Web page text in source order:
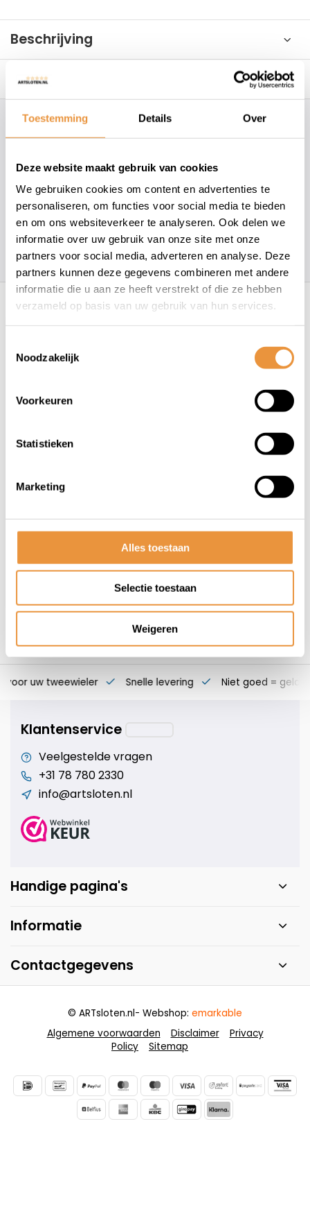
Toestemming Details Over
Deze website maakt gebruik van cookies
We gebruiken cookies om content en advertenties te
personaliseren, om functies voor social media te bieden
en om ons websiteverkeer te analyseren. Ook delen we
informatie over uw gebruik van onze site met onze
partners voor social media, adverteren en analyse. Deze
partners kunnen deze gegevens combineren met andere
informatie die u aan ze heeft verstrekt of die ze hebben
verzameld op basis van uw gebruik van hun services.
Noodzakelijk
Voorkeuren
Statistieken
Marketing
Alles toestaan
Selectie toestaan
Weigeren
Beschrijving
Reviews
Hoe kunnen wij je helpen?
+31 78 780 2330
info@artsloten.nl
157 klanten geven een 4.7/5 op
Recent bekeken
Niet op voorraad
18,95
voor uw tweewieler Snelle levering Niet goed = geld
Klantenservice
Veelgestelde vragen
+31 78 780 2330
info@artsloten.nl
Handige pagina's
Informatie
Contactgegevens
Algemene voorwaarden Disclaimer
Privacy
Policy
Sitemap
© ARTsloten.nl- Webshop: emarkable